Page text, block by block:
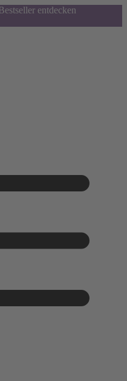
entdecken